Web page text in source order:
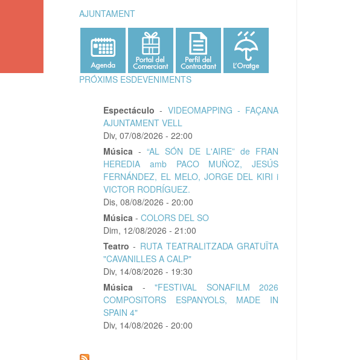
AJUNTAMENT
PRÓXIMS ESDEVENIMENTS
Espectáculo - VIDEOMAPPING - FAÇANA
AJUNTAMENT VELL
Div, 07/08/2026 - 22:00
Música -“AL SÓN DE L'AIRE” de FRAN
HEREDIA amb PACO MUÑOZ, JESÚS
FERNÁNDEZ, EL MELO, JORGE DEL KIRI i
VICTOR RODRÍGUEZ.
Dis, 08/08/2026 - 20:00
Música - COLORS DEL SO
Dim, 12/08/2026 - 21:00
Teatro - RUTA TEATRALITZADA GRATUÏTA
"CAVANILLES A CALP"
Div, 14/08/2026 - 19:30
Música
- "FESTIVAL SONAFILM 2026
COMPOSITORS ESPANYOLS, MADE IN
SPAIN 4"
Div, 14/08/2026 - 20:00